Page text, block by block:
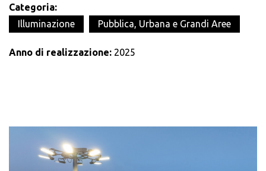
Categoria:
Illuminazione
Pubblica, Urbana e Grandi Aree
Anno di realizzazione: 2025